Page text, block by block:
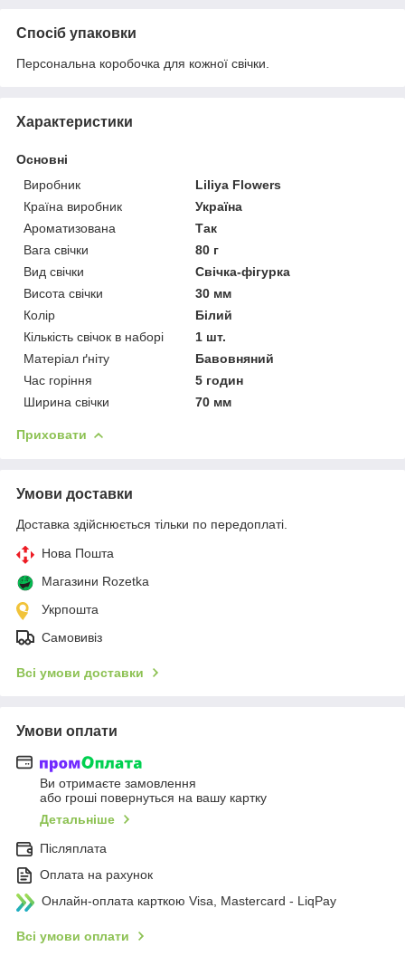
Спосіб упаковки
Персональна коробочка для кожної свічки.
Характеристики
Основні
Виробник
Liliya Flowers
Країна виробник
Україна
Ароматизована
Так
Вага свічки
80 г
Вид свічки
Свічка-фігурка
Висота свічки
30 мм
Колір
Білий
Кількість свічок в наборі
1 шт.
Матеріал ґніту
Бавовняний
Час горіння
5 годин
Ширина свічки
70 мм
Приховати
Умови доставки
Доставка здійснюється тільки по передоплаті.
Нова Пошта
Магазини Rozetka
Укрпошта
Самовивіз
Всі умови доставки
Умови оплати
Ви отримаєте замовлення
або гроші повернуться на вашу картку
Детальніше
Післяплата
Оплата на рахунок
Онлайн-оплата карткою Visa, Mastercard - LiqPay
Всі умови оплати